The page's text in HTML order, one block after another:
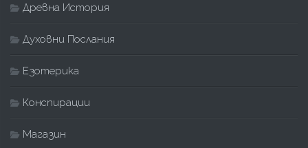
Древна История
Духовни Послания
Езотерика
Конспирации
Магазин